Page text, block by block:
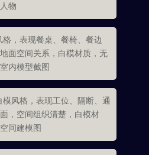
物
，表现餐桌、餐椅、餐边
面空间关系，白模材质，无
内模型截图
风格，表现工位、隔断、通
，空间组织清楚，白模材
间建模图